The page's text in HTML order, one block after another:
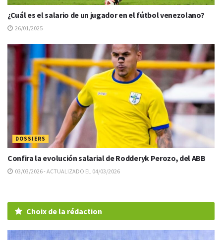
¿Cuál es el salario de un jugador en el fútbol venezolano?
26/01/2025
DOSSIERS
Confira la evolución salarial de Rodderyk Perozo, del ABB
03/03/2026 - ACTUALIZADO EL 04/03/2026
Choix de la rédaction